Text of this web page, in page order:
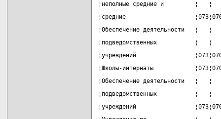
¦неполные средние и
¦средние
¦Обеспечение деятельности
¦подведомственных
¦учреждений
¦Школы-интернаты
¦Обеспечение деятельности
¦подведомственных
¦учреждений